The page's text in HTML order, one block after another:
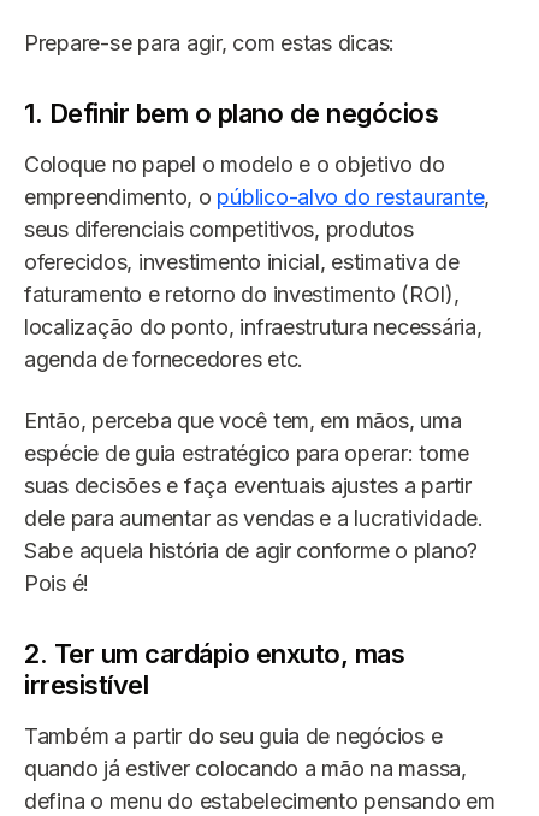
Prepare-se para agir, com estas dicas:
1. Definir bem o plano de negócios
Coloque no papel o modelo e o objetivo do
empreendimento, o público-alvo do restaurante,
seus diferenciais competitivos, produtos
oferecidos, investimento inicial, estimativa de
faturamento e retorno do investimento (ROI),
localização do ponto, infraestrutura necessária,
agenda de fornecedores etc.
Então, perceba que você tem, em mãos, uma
espécie de guia estratégico para operar: tome
suas decisões e faça eventuais ajustes a partir
dele para aumentar as vendas e a lucratividade.
Sabe aquela história de agir conforme o plano?
Pois é!
2. Ter um cardápio enxuto, mas
irresistível
Também a partir do seu guia de negócios e
quando já estiver colocando a mão na massa,
defina o menu do estabelecimento pensando em